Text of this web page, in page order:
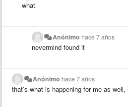
what
Anónimo hace 7 años
nevermind found it
Anónimo hace 7 años
that’s what is happening for me as